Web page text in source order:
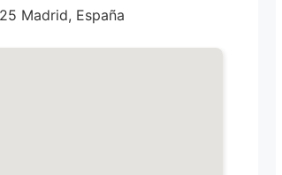
Madrid, España